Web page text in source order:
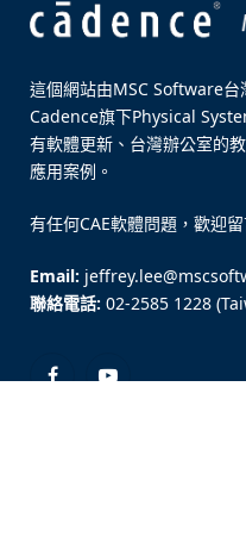
這個網站由MSC Software
Cadence旗下Physical
有軟體更新、台灣辦公室的
應用案例。
有任何CAE軟體問題，歡迎
Email:
聯絡電話: 02-2585 1228
FacebookYouTube